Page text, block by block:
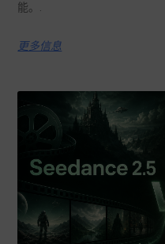
能。.
更多信息